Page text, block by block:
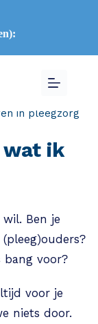
in pleegzorg
ik
Ben je
bang voor?
voor je
niets door.